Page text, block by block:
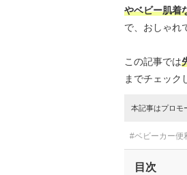
やベビー肌着
で、おしゃれ
この記事では
までチェック
本記事はプロモ
#ベビーカー便
目次